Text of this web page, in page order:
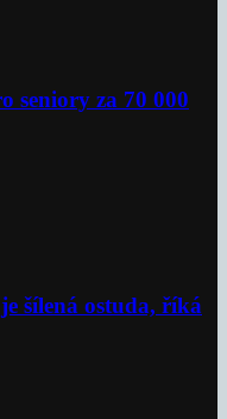
seniory za 70 000
šílená ostuda, říká